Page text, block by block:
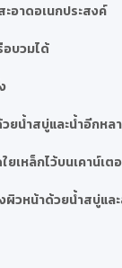
อาดอเนกประสงค์
อบวมได้
ยน้ำสบู่และน้ำอีกหล
หล็กไว้บนเคาน์เต
วหน้าด้วยน้ำสบู่แล